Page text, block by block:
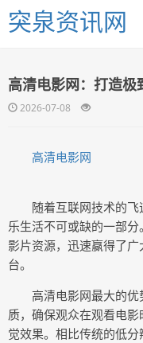
突泉资讯网
高清电影网：打造
2026-07-08
高清电影网
随着互联网技术的
乐生活不可或缺的一部
影片资源，迅速赢得了
台。
高清电影网最大的
质，确保观众在观看电
觉效果。相比传统的低